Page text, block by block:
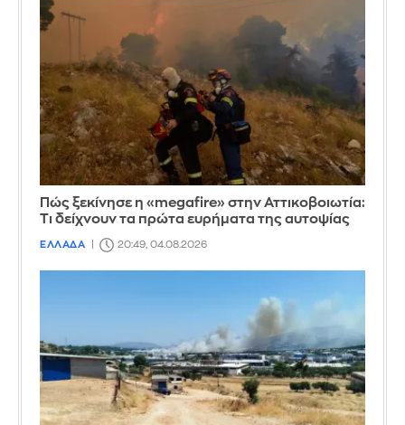
Πώς ξεκίνησε η «megafire» στην Αττικοβοιωτία:
Τι δείχνουν τα πρώτα ευρήματα της αυτοψίας
ΕΛΛΑΔΑ 20:49, 04.08.2026